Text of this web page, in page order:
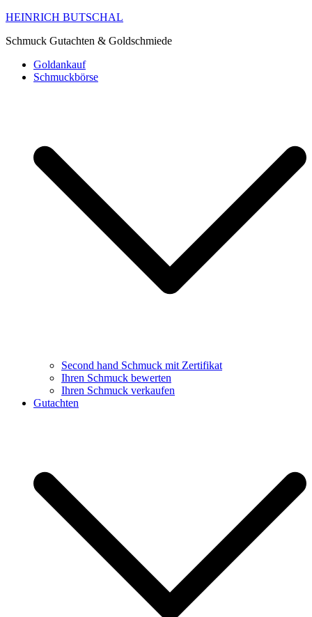
HEINRICH BUTSCHAL
Schmuck Gutachten & Goldschmiede
Goldankauf
Schmuckbörse
Second hand Schmuck mit Zertifikat
Ihren Schmuck bewerten
Ihren Schmuck verkaufen
Gutachten